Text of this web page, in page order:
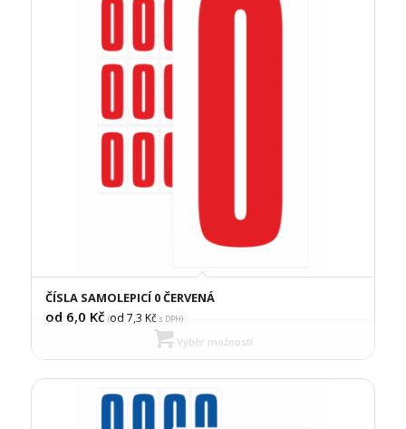
ČÍSLA SAMOLEPICÍ 0 ČERVENÁ
od 6,0 Kč (od 7,3 Kčs DPH)
Výběr možností